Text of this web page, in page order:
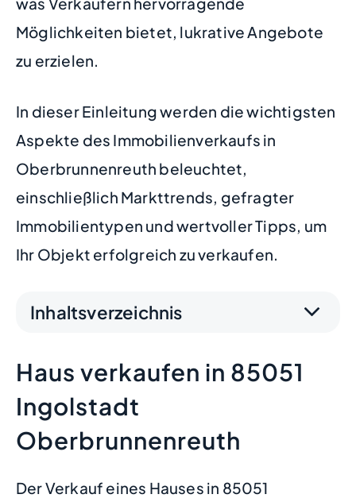
Möglichkeiten bietet, lukrative Angebote
zu erzielen.
In dieser Einleitung werden die wichtigsten
Aspekte des Immobilienverkaufs in
Oberbrunnenreuth beleuchtet,
einschließlich Markttrends, gefragter
Immobilientypen und wertvoller Tipps, um
Ihr Objekt erfolgreich zu verkaufen.
Inhaltsverzeichnis
Haus verkaufen in 85051
Ingolstadt
Oberbrunnenreuth
Der Verkauf eines Hauses in 85051